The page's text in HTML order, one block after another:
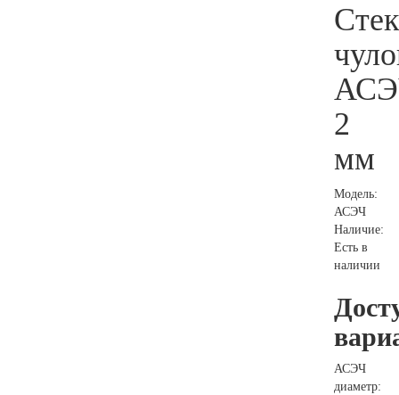
2
мм
Модель:
АСЭЧ
Наличие:
Есть в
наличии
АСЭЧ
диаметр: